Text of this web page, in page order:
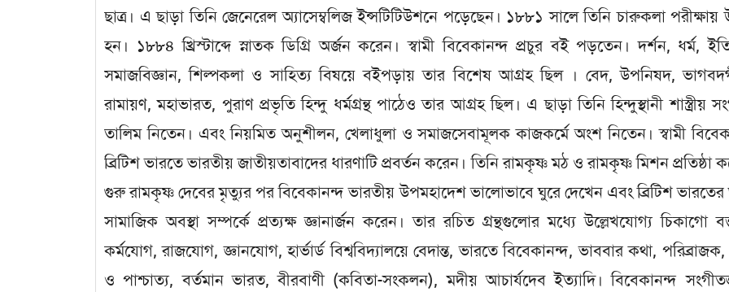
ছাত্র। এ ছাড়া তিনি জেনেরেল অ্যাসেম্বলিজ ইন্সটিটিউশনে পড়েছেন। ১৮৮১ সালে তিনি চারুকলা পরীক্ষায়
হন। ১৮৮৪ খ্রিস্টাব্দে স্নাতক ডিগ্রি অর্জন করেন। স্বামী বিবেকানন্দ প্রচুর বই পড়তেন। দর্শন, ধর্ম,
সমাজবিজ্ঞান, শিল্পকলা ও সাহিত্য বিষয়ে বইপড়ায় তার বিশেষ আগ্রহ ছিল । বেদ, উপনিষদ,
রামায়ণ, মহাভারত, পুরাণ প্রভৃতি হিন্দু ধর্মগ্রন্থ পাঠেও তার আগ্রহ ছিল। এ ছাড়া তিনি হিন্দুস্থানী শাস্ত্রীয়
তালিম নিতেন। এবং নিয়মিত অনুশীলন, খেলাধুলা ও সমাজসেবামূলক কাজকর্মে অংশ নিতেন। স্বামী
ব্রিটিশ ভারতে ভারতীয় জাতীয়তাবাদের ধারণাটি প্রবর্তন করেন। তিনি রামকৃষ্ণ মঠ ও রামকৃষ্ণ মিশন প্রতিষ্ঠা
গুরু রামকৃষ্ণ দেবের মৃত্যুর পর বিবেকানন্দ ভারতীয় উপমহাদেশ ভালোভাবে ঘুরে দেখেন এবং ব্রিটিশ
সামাজিক অবস্থা সম্পর্কে প্রত্যক্ষ জ্ঞানার্জন করেন। তার রচিত গ্রন্থগুলোর মধ্যে উল্লেখযোগ্য চিকাগো
কর্মযোগ, রাজযোগ, জ্ঞানযোগ, হার্ভার্ড বিশ্ববিদ্যালয়ে বেদান্ত, ভারতে বিবেকানন্দ, ভাববার কথা, পরিব্রাজক,
ও পাশ্চাত্য, বর্তমান ভারত, বীরবাণী (কবিতা-সংকলন), মদীয় আচার্যদেব ইত্যাদি। বিবেকানন্দ